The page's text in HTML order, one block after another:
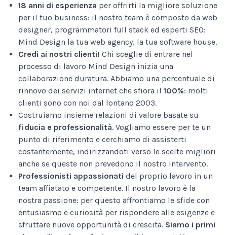
18 anni di esperienza per offrirti la migliore soluzione
per il tuo business: il nostro team è composto da web
designer, programmatori full stack ed esperti SEO:
Mind Design la tua web agency, la tua software house.
Credi ai nostri clienti! Chi sceglie di entrare nel
processo di lavoro Mind Design inizia una
collaborazione duratura. Abbiamo una percentuale di
rinnovo dei servizi internet che sfiora il 100%: molti
clienti sono con noi dal lontano 2003.
Costruiamo insieme relazioni di valore basate su
fiducia e professionalità. Vogliamo essere per te un
punto di riferimento e cerchiamo di assisterti
costantemente, indirizzandoti verso le scelte migliori
anche se queste non prevedono il nostro intervento.
Professionisti appassionati del proprio lavoro in un
team affiatato e competente. Il nostro lavoro è la
nostra passione: per questo affrontiamo le sfide con
entusiasmo e curiosità per rispondere alle esigenze e
sfruttare nuove opportunità di crescita. Siamo i primi